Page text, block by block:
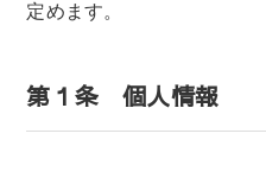
定めます。
第１条 個人情報